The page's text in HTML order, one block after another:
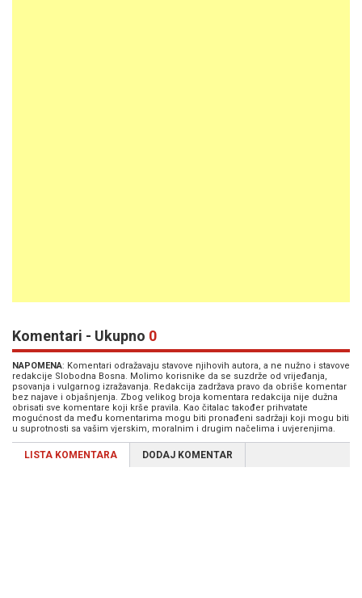
Komentari - Ukupno 0
NAPOMENA: Komentari odražavaju stavove njihovih autora, a ne nužno i stavove
redakcije Slobodna Bosna. Molimo korisnike da se suzdrže od vrijeđanja,
psovanja i vulgarnog izražavanja. Redakcija zadržava pravo da obriše komentar
bez najave i objašnjenja. Zbog velikog broja komentara redakcija nije dužna
obrisati sve komentare koji krše pravila. Kao čitalac također prihvatate
mogućnost da među komentarima mogu biti pronađeni sadržaji koji mogu biti
u suprotnosti sa vašim vjerskim, moralnim i drugim načelima i uvjerenjima.
LISTA KOMENTARA DODAJ KOMENTAR